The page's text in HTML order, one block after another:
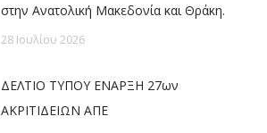
στην Ανατολική Μακεδονία και Θράκη.
28 Ιουλίου 2026
ΔΕΛΤΙΟ ΤΥΠΟΥ ΕΝΑΡΞΗ 27ων
ΑΚΡΙΤΙΔΕΙΩΝ ΑΠΕ